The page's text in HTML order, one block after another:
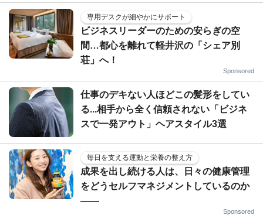
専用デスクが細やかにサポート
ビジネスリーダーのための安らぎの空
間…都心を離れて軽井沢の「シェア別
荘」へ！
Sponsored
仕事のデキない人ほどこの髪形をしてい
る...相手から全く信頼されない「ビジネ
スで一発アウト」ヘアスタイル3選
毎日を支える運動と栄養の整え方
成果を出し続ける人は、日々の健康管理
をどうセルフマネジメントしているのか
——
Sponsored